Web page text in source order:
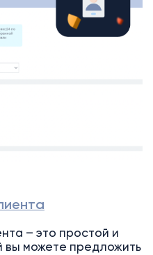
– это простой и
вы можете предложить